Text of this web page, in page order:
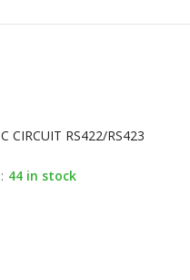
CIRCUIT RS422/RS423
44 in stock